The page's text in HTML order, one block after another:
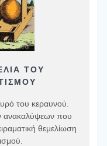
ΤΟΥ
του κεραυνού.
ανακαλύψεων που
θεμελίωση